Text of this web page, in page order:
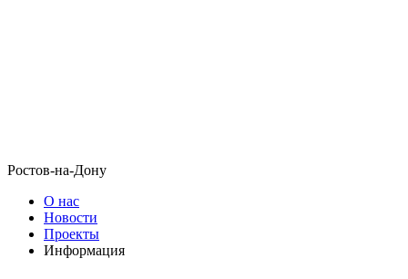
Ростов-на-Дону
О нас
Новости
Проекты
Информация